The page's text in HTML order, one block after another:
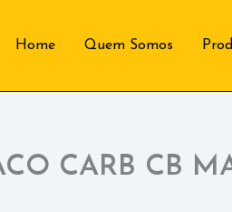
Home Quem Somos
CARB CB